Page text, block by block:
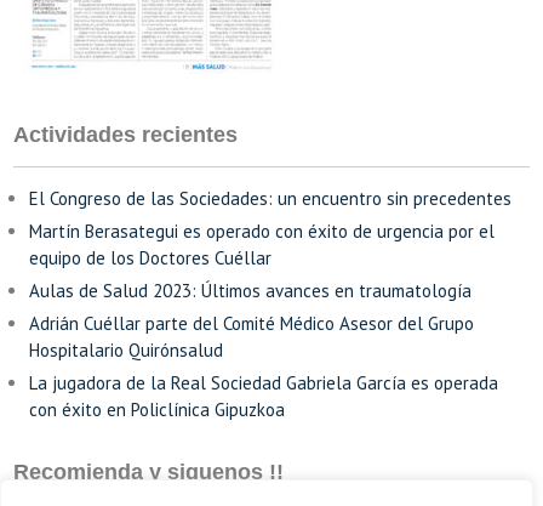
Actividades recientes
El Congreso de las Sociedades: un encuentro sin precedentes
Martín Berasategui es operado con éxito de urgencia por el
equipo de los Doctores Cuéllar
Aulas de Salud 2023: Últimos avances en traumatología
Adrián Cuéllar parte del Comité Médico Asesor del Grupo
Hospitalario Quirónsalud
La jugadora de la Real Sociedad Gabriela García es operada
con éxito en Policlínica Gipuzkoa
Recomienda y siguenos !!